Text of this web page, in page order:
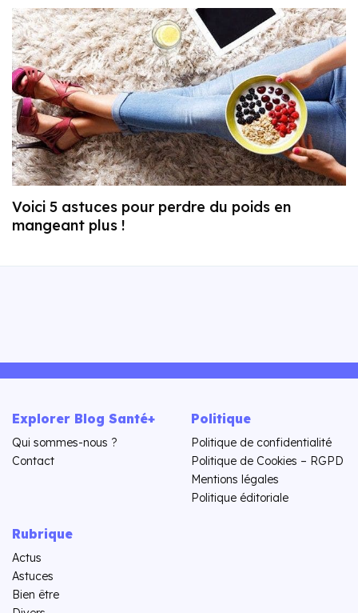
Voici 5 astuces pour perdre du poids en
mangeant plus !
Explorer Blog Santé+
Qui sommes-nous ?
Contact
Politique
Politique de confidentialité
Politique de Cookies – RGPD
Mentions légales
Politique éditoriale
Rubrique
Actus
Astuces
Bien être